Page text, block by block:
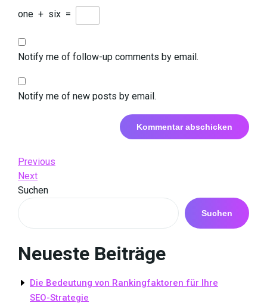
one + six =
Notify me of follow-up comments by email.
Notify me of new posts by email.
Beitrags-
Navigation
Previous
Post
Previous
Next
Post
Next
Suchen
Suchen
Neueste Beiträge
Die Bedeutung von Rankingfaktoren für Ihre
SEO-Strategie